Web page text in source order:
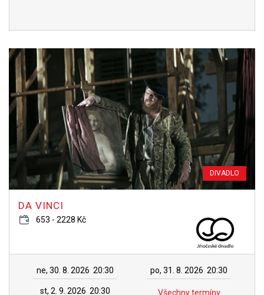
DIVADLO
DA VINCI
653 - 2228 Kč
ne, 30. 8. 2026 20:30 po, 31. 8. 2026 20:30
st, 2. 9. 2026 20:30 Všechny termíny